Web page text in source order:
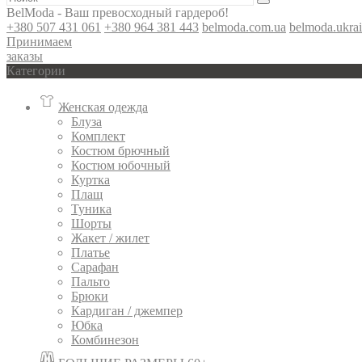
BelModa - Ваш превосходный гардероб!
+380 507 431 061 +380 964 381 443 belmoda.com.ua
Принимаем
заказы
Категории
Женская одежда
Блуза
Комплект
Костюм брючный
Костюм юбочный
Куртка
Плащ
Туника
Шорты
Жакет / жилет
Платье
Сарафан
Пальто
Брюки
Кардиган / джемпер
Юбка
Комбинезон